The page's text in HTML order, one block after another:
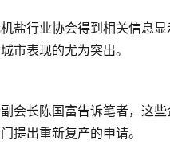
行业协会得到相关信息显
市表现的尤为突出。
长陈国富告诉笔者，这些
提出重新复产的申请。